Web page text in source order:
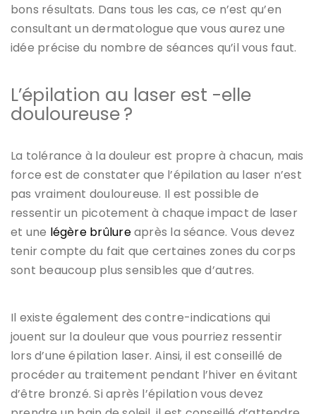
bons résultats. Dans tous les cas, ce n’est qu’en
consultant un dermatologue que vous aurez une
idée précise du nombre de séances qu’il vous faut.
L’épilation au laser est -elle
douloureuse ?
La tolérance à la douleur est propre à chacun, mais
force est de constater que l’épilation au laser n’est
pas vraiment douloureuse. Il est possible de
ressentir un picotement à chaque impact de laser
et une légère brûlureaprès la séance. Vous devez
tenir compte du fait que certaines zones du corps
sont beaucoup plus sensibles que d’autres.
Il existe également des contre-indications qui
jouent sur la douleur que vous pourriez ressentir
lors d’une épilation laser. Ainsi, il est conseillé de
procéder au traitement pendant l’hiver en évitant
d’être bronzé. Si après l’épilation vous devez